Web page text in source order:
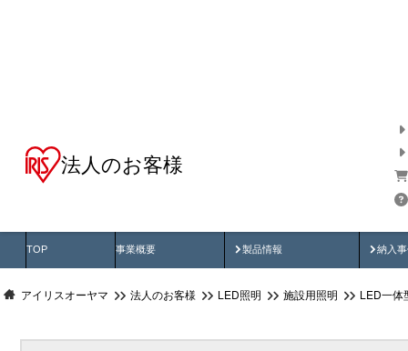
法人のお客様
TOP 事業概要 製品情報
製品動画 納入
納
アイリスオーヤマ 法人のお客様 LED照明 施設用照明 LED一体